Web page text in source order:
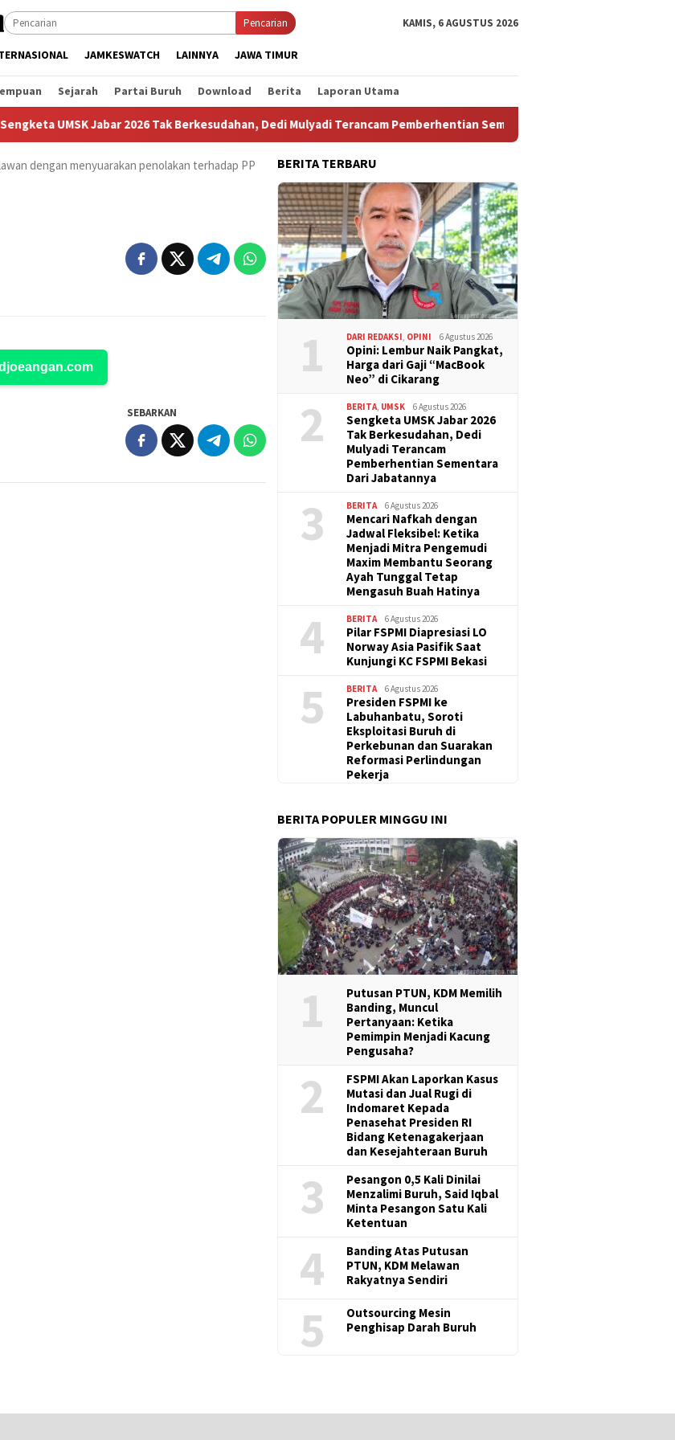
Pencarian KAMIS, 6 AGUSTUS 2026
JAMKESWATCH LAINNYA JAWA TIMUR
Sejarah Partai Buruh Download Berita Laporan Utama
UMSK Jabar 2026 Tak Berkesudahan, Dedi Mulyadi Terancam Pemberhentian Sementara Dari Jabatannya
dengan menyuarakan penolakan terhadap PP
SEBARKAN
BERITA TERBARU
1 DARI REDAKSI OPINI 6 Agustus 2026
Opini: Lembur Naik Pangkat,
Harga dari Gaji “MacBook
Neo” di Cikarang
2 BERITA UMSK 6 Agustus 2026
Sengketa UMSK Jabar 2026
Tak Berkesudahan, Dedi
Mulyadi Terancam
Pemberhentian Sementara
Dari Jabatannya
3 BERITA 6 Agustus 2026
Mencari Nafkah dengan
Jadwal Fleksibel: Ketika
Menjadi Mitra Pengemudi
Maxim Membantu Seorang
Ayah Tunggal Tetap
Mengasuh Buah Hatinya
4 BERITA 6 Agustus 2026
Pilar FSPMI Diapresiasi LO
Norway Asia Pasifik Saat
Kunjungi KC FSPMI Bekasi
5 BERITA 6 Agustus 2026
Presiden FSPMI ke
Labuhanbatu, Soroti
Eksploitasi Buruh di
Perkebunan dan Suarakan
Reformasi Perlindungan
Pekerja
BERITA POPULER MINGGU INI
1
Putusan PTUN, KDM Memilih
Banding, Muncul
Pertanyaan: Ketika
Pemimpin Menjadi Kacung
Pengusaha?
2
FSPMI Akan Laporkan Kasus
Mutasi dan Jual Rugi di
Indomaret Kepada
Penasehat Presiden RI
Bidang Ketenagakerjaan
dan Kesejahteraan Buruh
3
Pesangon 0,5 Kali Dinilai
Menzalimi Buruh, Said Iqbal
Minta Pesangon Satu Kali
Ketentuan
4
Banding Atas Putusan
PTUN, KDM Melawan
Rakyatnya Sendiri
5
Outsourcing Mesin
Penghisap Darah Buruh